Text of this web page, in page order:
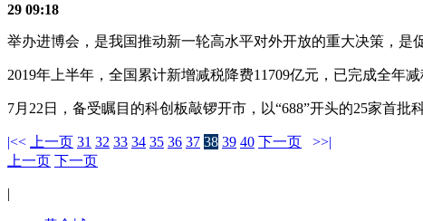
29 09:18
举办进博会，是我国推动新一轮高水平对外开放的重大决策，是
2019年上半年，全国累计新增减税降费11709亿元，已完成全年
7月22日，备受瞩目的科创板敲锣开市，以“688”开头的25家首
|<< 上一页 31 32 33 34 35 36 37 38 39 40 下一页
>>|
上一页 下一页
|